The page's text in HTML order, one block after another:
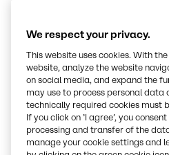
farmaciabbiamo sviluppato
uno strumento per
gli animali fornendo
specifici. Il Total Concept
contiene diversi prodotti che
singolarmente o in
delle esigenze alimentari e
animali.
We respect your privacy.
This website uses cookies. With
website, analyze the website
on social media, and expand the
may use to process personal
technically required cookies must
If you click on ’I agree’, you
processing and transfer of the
manage your cookie settings and